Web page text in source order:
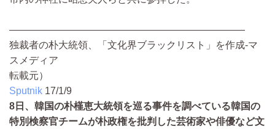
――――――――――――――――――――――――
独裁者の朴大統領、「文化界ブラックリスト」を作成-マ
スメディア
転載元）
Sputnik 17/1/9
8日、韓国の朴槿恵大統領を巡る事件を調べている韓国の
特別検察官チームが朴政権を批判した芸術家や俳優など文